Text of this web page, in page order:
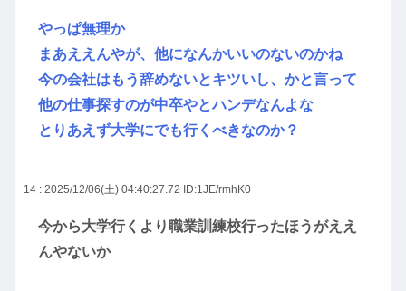
やっぱ無理か
まあええんやが、他になんかいいのないのかね
今の会社はもう辞めないとキツいし、かと言って
他の仕事探すのが中卒やとハンデなんよな
とりあえず大学にでも行くべきなのか？
14 : 2025/12/06(土) 04:40:27.72 ID:1JE/rmhK0
今から大学行くより職業訓練校行ったほうがええ
んやないか